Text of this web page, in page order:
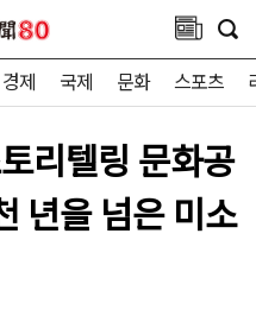
경제 국제 문화 스포츠
리텔링 문화공
년을 넘은 미소